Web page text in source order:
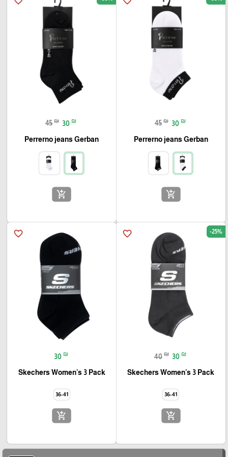
45 ₪ 30 ₪
Perrerno jeans Gerban
add_shopping_cart
45 ₪ 30 ₪
Perrerno jeans Gerban
add_shopping_cart
favorite_border -25%
40 ₪ 30 ₪
Skechers Women's 3 Pack
36-41
add_shopping_cart
favorite_border
30 ₪
Skechers Women's 3 Pack
36-41
add_shopping_cart